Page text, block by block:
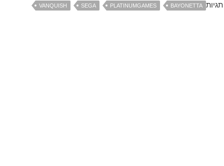
תגיות BAYONETTA
PLATINUMGAMES
SEGA
VANQUISH